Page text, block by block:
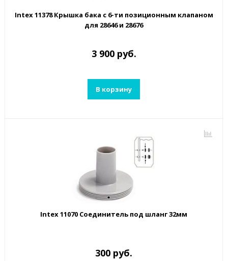
Intex 11378 Крышка бака с 6-ти позиционным клапаном
для 28646 и 28676
3 900 руб.
В корзину
Intex 11070 Соединитель под шланг 32мм
300 руб.